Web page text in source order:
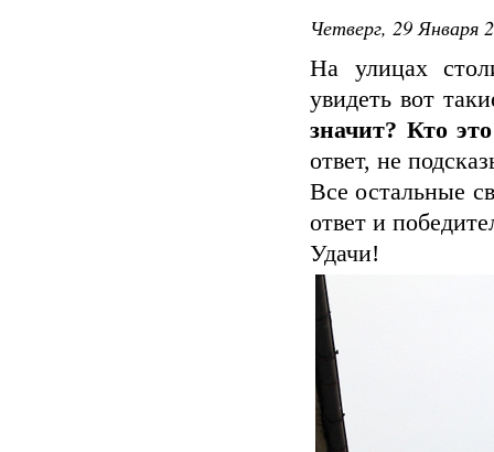
Четверг, 29 Января
На улицах
увидеть вот
значит? Кто
ответ, не
Все остальные
ответ и
Удачи!